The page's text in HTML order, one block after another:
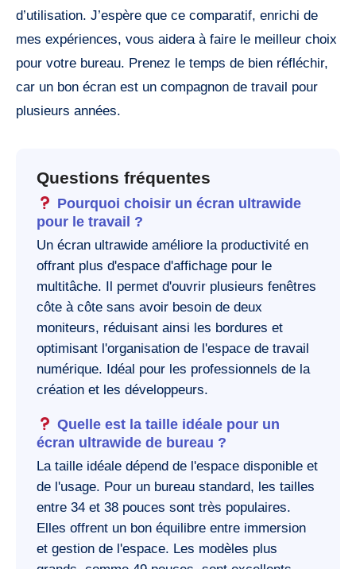
d’utilisation. J’espère que ce comparatif, enrichi de
mes expériences, vous aidera à faire le meilleur choix
pour votre bureau. Prenez le temps de bien réfléchir,
car un bon écran est un compagnon de travail pour
plusieurs années.
Questions fréquentes
Pourquoi choisir un écran ultrawide
pour le travail ?
Un écran ultrawide améliore la productivité en
offrant plus d'espace d'affichage pour le
multitâche. Il permet d'ouvrir plusieurs fenêtres
côte à côte sans avoir besoin de deux
moniteurs, réduisant ainsi les bordures et
optimisant l'organisation de l'espace de travail
numérique. Idéal pour les professionnels de la
création et les développeurs.
Quelle est la taille idéale pour un
écran ultrawide de bureau ?
La taille idéale dépend de l'espace disponible et
de l'usage. Pour un bureau standard, les tailles
entre 34 et 38 pouces sont très populaires.
Elles offrent un bon équilibre entre immersion
et gestion de l'espace. Les modèles plus